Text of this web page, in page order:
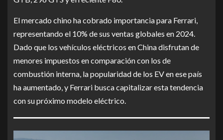
El mercado chino ha cobrado importancia para Ferrari,
representando el 10% de sus ventas globales en 2024.
Dado que los vehículos eléctricos en China disfrutan de
menores impuestos en comparación con los de
combustión interna, la popularidad de los EV en ese país
ha aumentado, y Ferrari busca capitalizar esta tendencia
con su próximo modelo eléctrico.